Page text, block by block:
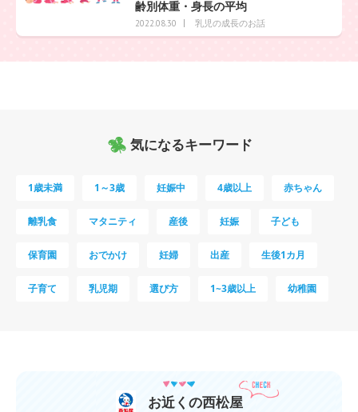
齢別体重・身長の平均
2022.08.30 乳児の成長のお話
気になるキーワード
1歳未満 1～3歳 妊娠中 4歳以上 赤ちゃん
離乳食 マタニティ 産後 妊娠 子ども
保育園 おでかけ 妊婦 出産 生後1カ月
子育て 乳児期 選び方 1~3歳以上 幼稚園
ベビーカー
お近くの西松屋